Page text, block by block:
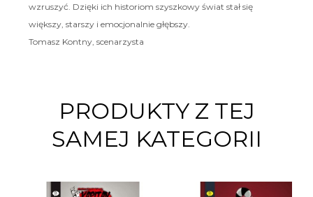
wzruszyć. Dzięki ich historiom szyszkowy świat stał się
większy, starszy i emocjonalnie głębszy.
Tomasz Kontny, scenarzysta
PRODUKTY Z TEJ
SAMEJ KATEGORII